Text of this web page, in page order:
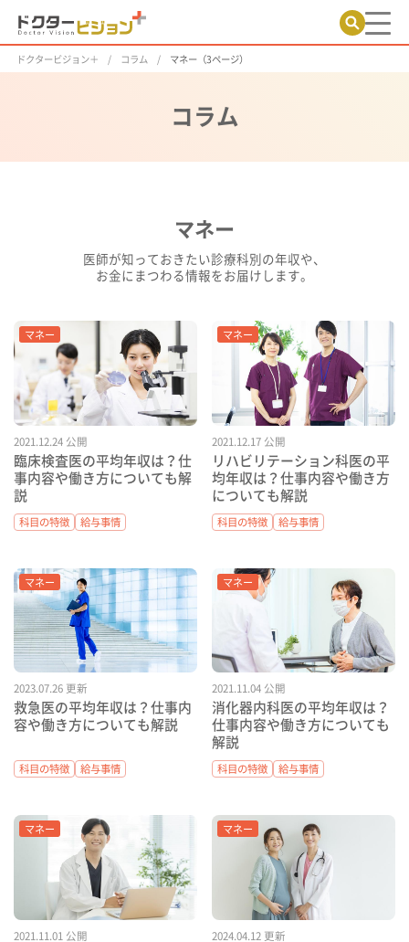
ドクタービジョン＋ コラム マネー（3ページ）
コラム
マネー
医師が知っておきたい診療科別の年収や、
お金にまつわる情報をお届けします。
マネー
2021.12.24 公開
臨床検査医の平均年収は？仕
事内容や働き方についても解
説
科目の特徴 給与事情
マネー
2021.12.17 公開
リハビリテーション科医の平
均年収は？仕事内容や働き方
についても解説
科目の特徴 給与事情
マネー
2023.07.26 更新
救急医の平均年収は？仕事内
容や働き方についても解説
科目の特徴 給与事情
マネー
2021.11.04 公開
消化器内科医の平均年収は？
仕事内容や働き方についても
解説
科目の特徴 給与事情
マネー
2021.11.01 公開
マネー
2024.04.12 更新